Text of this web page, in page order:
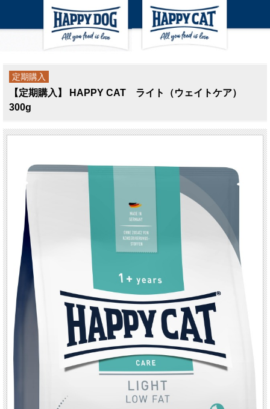
定期購入
【定期購入】 HAPPY CAT ライト（ウェイトケア）
300g